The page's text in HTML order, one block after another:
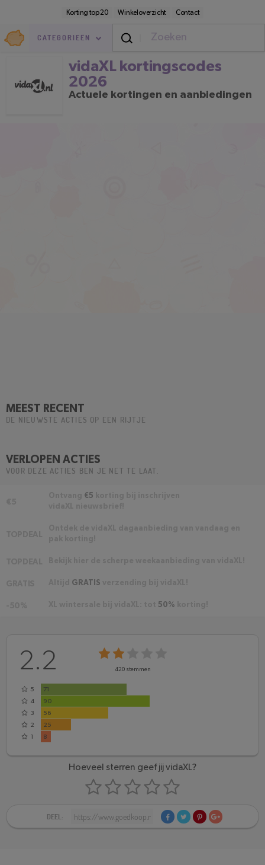
inhoud
Korting top 20 Winkeloverzicht Contact
Goedkoop.nl
CATEGORIEËN
vidaXL kortingscodes 2026
vidaXL kortingscodes
2026
Actuele kortingen en aanbiedingen
MEEST RECENT
DE NIEUWSTE ACTIES OP EEN RIJTJE
VERLOPEN ACTIES
VOOR DEZE ACTIES BEN JE NET TE LAAT.
€5
GRATIS
50%
2.2 420 stemmen
5
71
4
90
3
56
2
25
1
8
Hoeveel sterren geef jij vidaXL?
DEEL: